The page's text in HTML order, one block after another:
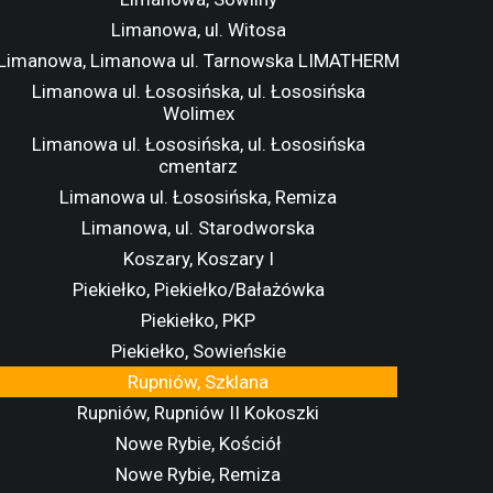
Limanowa, ul. Witosa
Limanowa ul. Tarnowska LIMATHERM
Limanowa ul. Łososińska, ul. Łososińska
Wolimex
Limanowa ul. Łososińska, ul. Łososińska
cmentarz
Limanowa ul. Łososińska, Remiza
Limanowa, ul. Starodworska
Koszary, Koszary I
Piekiełko, Piekiełko/Bałażówka
Piekiełko, PKP
Piekiełko, Sowieńskie
Rupniów, Szklana
Rupniów, Rupniów II Kokoszki
Nowe Rybie, Kościół
Nowe Rybie, Remiza